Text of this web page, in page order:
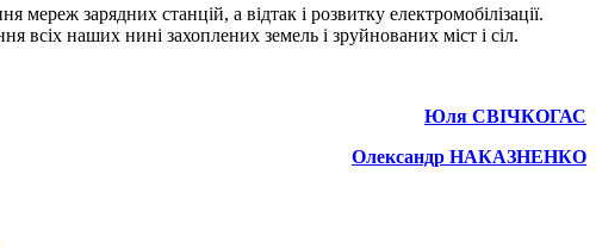
зарядних станцій, а відтак і розвитку електромобілізації.
всіх наших нині захоплених земель і зруйнованих міст і сіл.
Юля СВІЧКОГАС
Олександр НАКАЗНЕНКО